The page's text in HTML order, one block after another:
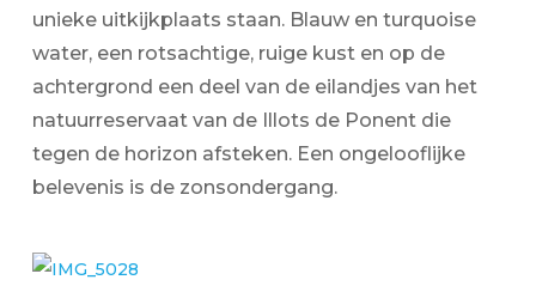
unieke uitkijkplaats staan. Blauw en turquoise
water, een rotsachtige, ruige kust en op de
achtergrond een deel van de eilandjes van het
natuurreservaat van de Illots de Ponent die
tegen de horizon afsteken. Een ongelooflijke
belevenis is de zonsondergang.